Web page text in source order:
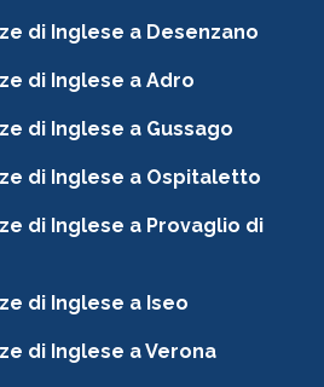
di Inglese a Desenzano
di Inglese a Adro
di Inglese a Gussago
di Inglese a Ospitaletto
di Inglese a Provaglio di
di Inglese a Iseo
di Inglese a Verona